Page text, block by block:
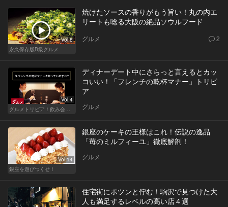
Vol.8
永久保存版B級グルメ
焼けたソースの香りがもう旨い！丸の内エ
リートも唸る大阪の絶品ソウルフード
グルメ 2
Vol.4
グルメトリビア！飲み会やデートで会話のネタになるQ＆A
ディナーデート中にさらっと言えるとカッ
コいい！「フレンチの乾杯マナー」トリビ
ア
グルメ
Vol.14
銀座を遊びつくせ！
銀座のケーキの王様はこれ！伝説の逸品
「苺のミルフィーユ」徹底解剖！
グルメ
住宅街にポツンと佇む！駒沢で見つけた大
人も満足するレベルの高い店４選